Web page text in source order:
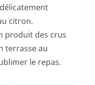
citron.
produit des crus
terrasse au
le repas.